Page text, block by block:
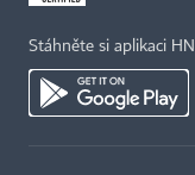
Stáhněte si aplikaci HN